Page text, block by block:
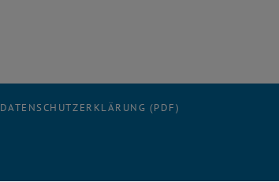
DATENSCHUTZERKLÄRUNG (PDF)